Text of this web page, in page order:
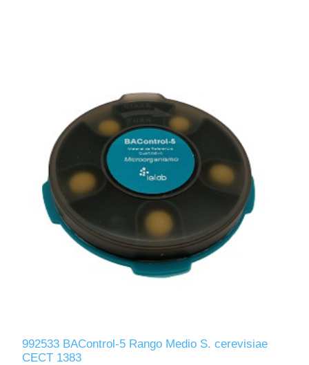
992533 BAControl-5 Rango Medio S. cerevisiae
CECT 1383